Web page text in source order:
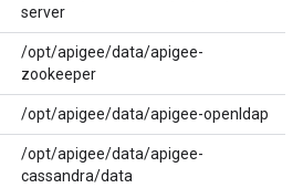
server
/opt/apigee/data/apigee-
zookeeper
/opt/apigee/data/apigee-openldap
/opt/apigee/data/apigee-
cassandra/data